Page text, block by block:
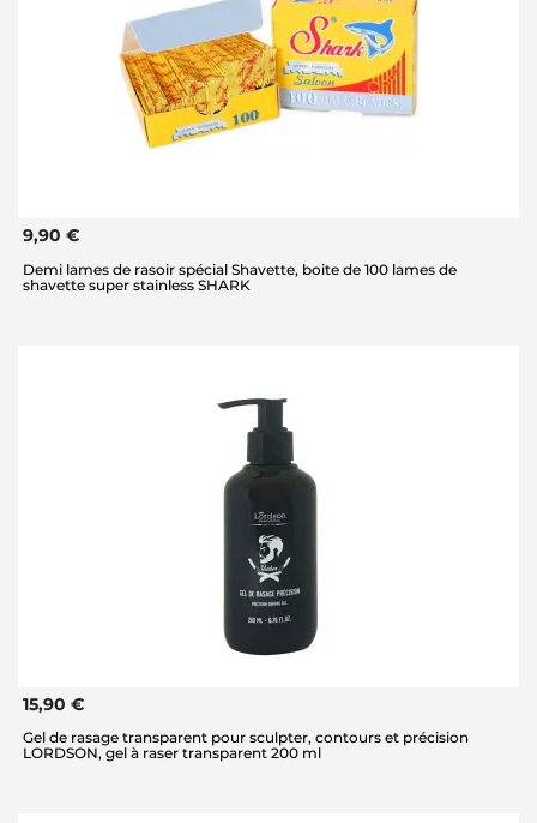
9,90 €
Demi lames de rasoir spécial Shavette, boite de 100 lames de
shavette super stainless SHARK
15,90 €
Gel de rasage transparent pour sculpter, contours et précision
LORDSON, gel à raser transparent 200 ml